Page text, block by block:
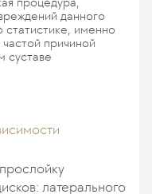
данного
статистике, именно
причиной
суставе
латерального